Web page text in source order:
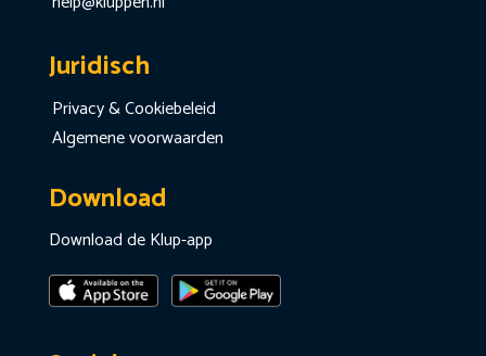
Juridisch
Privacy & Cookiebeleid
Algemene voorwaarden
Download
Download de Klup-app